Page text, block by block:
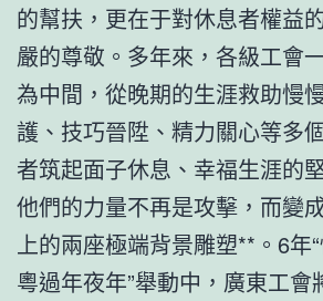
的幫扶，更在于對休息者權益
嚴的尊敬。多年來，各級工會
為中間，從晚期的生涯救助慢
護、技巧晉陞、精力關心等多
者筑起面子休息、幸福生涯的
他們的力量不再是攻擊，而變
上的兩座極端背景雕塑**。6年
粵過年夜年”舉動中，廣東工會